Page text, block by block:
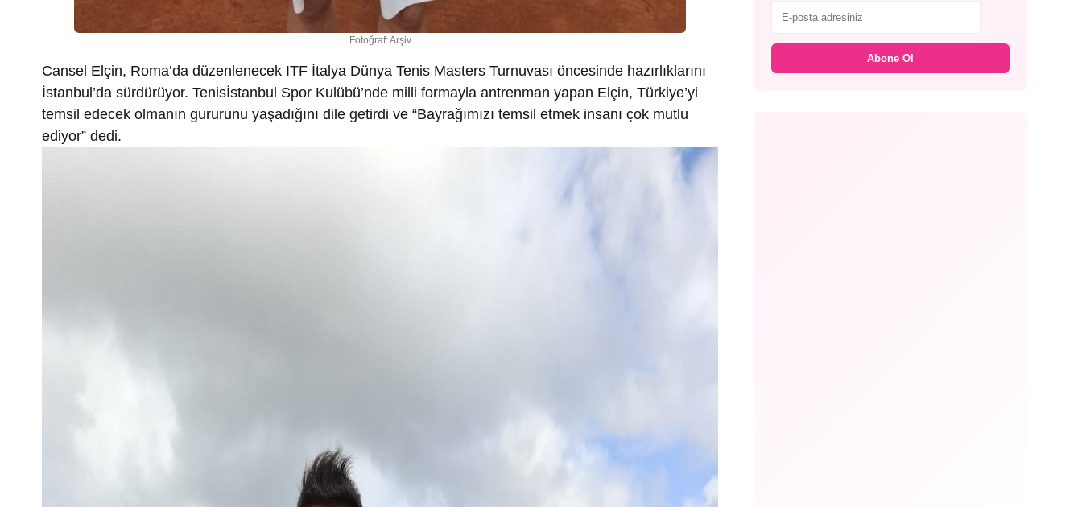
Fotoğraf: Arşiv
Cansel Elçin, Roma’da düzenlenecek ITF İtalya Dünya Tenis Masters Turnuvası öncesinde hazırlıklarını
İstanbul’da sürdürüyor. Tenisİstanbul Spor Kulübü’nde milli formayla antrenman yapan Elçin, Türkiye’yi
temsil edecek olmanın gururunu yaşadığını dile getirdi ve “Bayrağımızı temsil etmek insanı çok mutlu
ediyor” dedi.
Abone Ol